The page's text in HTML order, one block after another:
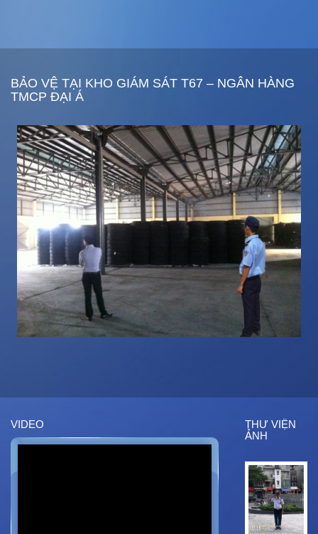
BẢO VỆ TẠI KHO GIÁM SÁT T67 – NGÂN HÀNG
TMCP ĐẠI Á
VIDEO
THƯ VIỆN
ẢNH